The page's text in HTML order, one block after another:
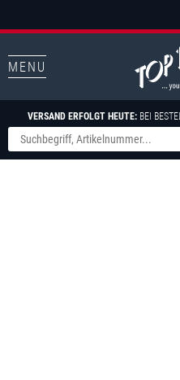
MENU
VERSAND ERFOLGT HEUTE:BEI